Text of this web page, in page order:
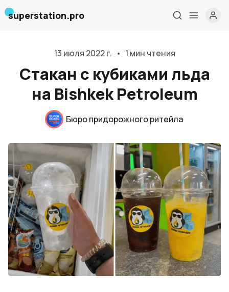
Главная
О нас
Дизайн и проектирование
Консалтинг и обучение
Блог
События
Контакты
Лучшие АЗС мира
superstation.pro
13 июля 2022 г. • 1 мин чтения
Стакан с кубиками льда
на Bishkek Petroleum
Бюро придорожного ритейла